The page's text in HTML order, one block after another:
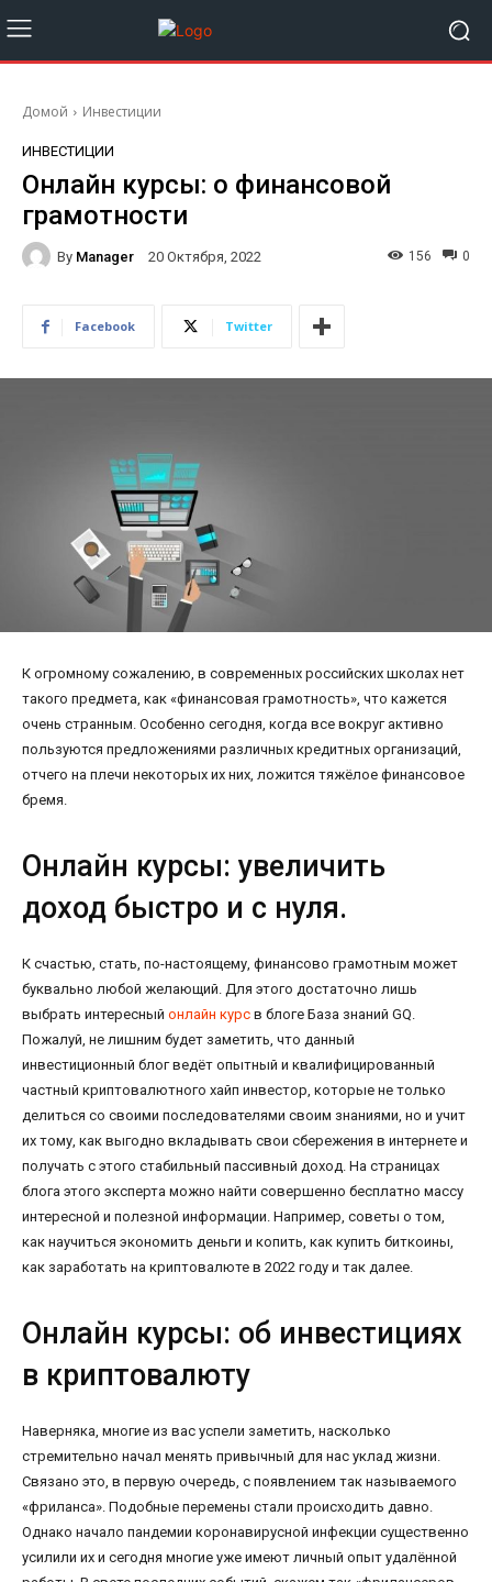
Домой Инвестиции
ИНВЕСТИЦИИ
Онлайн курсы: о финансовой
грамотности
By Manager 20 Октября, 2022 0
156
Facebook Twitter
К огромному сожалению, в современных российских школах нет
такого предмета, как «финансовая грамотность», что кажется
очень странным. Особенно сегодня, когда все вокруг активно
пользуются предложениями различных кредитных организаций,
отчего на плечи некоторых их них, ложится тяжёлое финансовое
бремя.
Онлайн курсы: увеличить
доход быстро и с нуля.
К счастью, стать, по-настоящему, финансово грамотным может
буквально любой желающий. Для этого достаточно лишь
выбрать интересный онлайн курс в блоге База знаний GQ.
Пожалуй, не лишним будет заметить, что данный
инвестиционный блог ведёт опытный и квалифицированный
частный криптовалютного хайп инвестор, которые не только
делиться со своими последователями своим знаниями, но и учит
их тому, как выгодно вкладывать свои сбережения в интернете и
получать с этого стабильный пассивный доход. На страницах
блога этого эксперта можно найти совершенно бесплатно массу
интересной и полезной информации. Например, советы о том,
как научиться экономить деньги и копить, как купить биткоины,
как заработать на криптовалюте в 2022 году и так далее.
Онлайн курсы: об инвестициях
в криптовалюту
Наверняка, многие из вас успели заметить, насколько
стремительно начал менять привычный для нас уклад жизни.
Связано это, в первую очередь, с появлением так называемого
«фриланса». Подобные перемены стали происходить давно.
Однако начало пандемии коронавирусной инфекции существенно
усилили их и сегодня многие уже имеют личный опыт удалённой